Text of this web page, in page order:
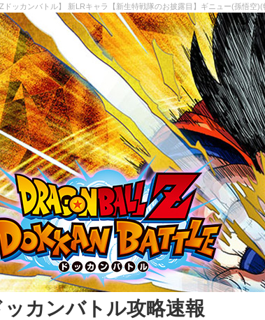
ドッカンバトル】 新LRキャラ【新生特戦隊のお披露目】ギニュー(孫悟
ッカンバトル攻略速報